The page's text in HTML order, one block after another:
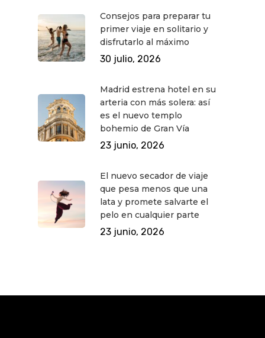
Consejos para preparar tu
primer viaje en solitario y
disfrutarlo al máximo
30 julio, 2026
Madrid estrena hotel en su
arteria con más solera: así
es el nuevo templo
bohemio de Gran Vía
23 junio, 2026
El nuevo secador de viaje
que pesa menos que una
lata y promete salvarte el
pelo en cualquier parte
23 junio, 2026